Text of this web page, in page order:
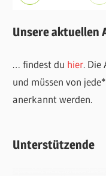
Unsere aktuellen
… findest du hier. Die
und müssen von
anerkannt werden.
Unterstützende